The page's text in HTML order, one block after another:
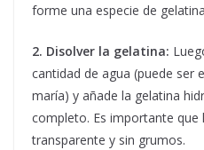
forme una especie de
2. Disolver la gelatina:
cantidad de agua (puede ser
maría) y añade la gelatina
completo. Es importante que
transparente y sin grumos.